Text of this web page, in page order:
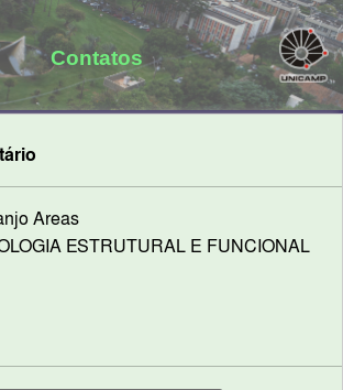
Contatos
Areas
ESTRUTURAL E FUNCIONAL